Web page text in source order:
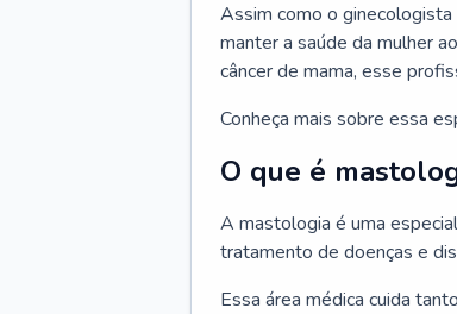
Assim como o
manter a saúde da mulher
câncer de mama, esse
Conheça mais sobre essa
O que é
A mastologia é uma
tratamento de doenças e
Essa área médica cuida